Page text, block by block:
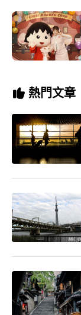
熱門文章